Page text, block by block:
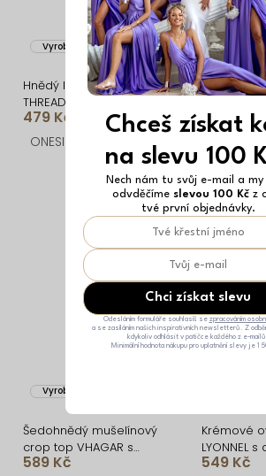
Vyrobeno v EU
Hnědý letní elegantní top
THREADY
479 Kč
ONESIZE
Vyrobeno
Khaki
top
rukávem
589 Kč
ONESIZE
Vyrobeno v EU
Šedohnědý mušelínový
crop top VHAGAR s
dlouhým rukávem
589 Kč
Krémové
LYONNEL
rukávem
549 Kč
Chceš získat
na slevu 100
Nech nám tu svůj e-mail a
odvděčíme slevou 100 Kčz
tvé první objednávky.
Chci získat slevu
Odesláním formuláře souhlasíš se zpracováním
a se zasíláním našich inspirativních newsletterů. Z
kdykoliv odhlásit v patičce každého z e-mailů.
Minimální hodnota nákupu pro uplatnění slevy je 1